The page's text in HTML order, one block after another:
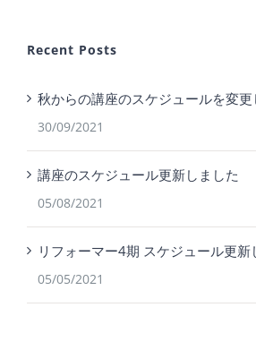
Recent Posts
秋からの講座のスケジュールを変更
30/09/2021
講座のスケジュール更新しました
05/08/2021
リフォーマー4期 スケジュール更新
05/05/2021